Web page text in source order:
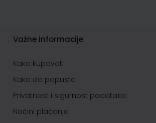
Važne informacije
Kako kupovati
Kako do popusta
Privatnost i sigurnost podataka
Načini plaćanja